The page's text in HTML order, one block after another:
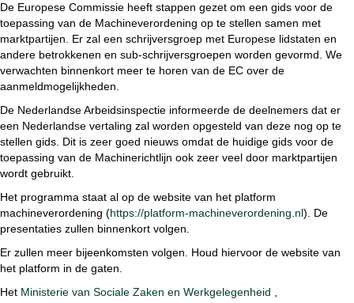
De Europese Commissie heeft stappen gezet om een gids voor de
toepassing van de Machineverordening op te stellen samen met
marktpartijen. Er zal een schrijversgroep met Europese lidstaten en
andere betrokkenen en sub-schrijversgroepen worden gevormd. We
verwachten binnenkort meer te horen van de EC over de
aanmeldmogelijkheden.
De Nederlandse Arbeidsinspectie informeerde de deelnemers dat er
een Nederlandse vertaling zal worden opgesteld van deze nog op te
stellen gids. Dit is zeer goed nieuws omdat de huidige gids voor de
toepassing van de Machinerichtlijn ook zeer veel door marktpartijen
wordt gebruikt.
Het programma staat al op de website van het platform
machineverordening (https://platform-machineverordening.nl). De
presentaties zullen binnenkort volgen.
Er zullen meer bijeenkomsten volgen. Houd hiervoor de website van
het platform in de gaten.
Het Ministerie van Sociale Zaken en Werkgelegenheid